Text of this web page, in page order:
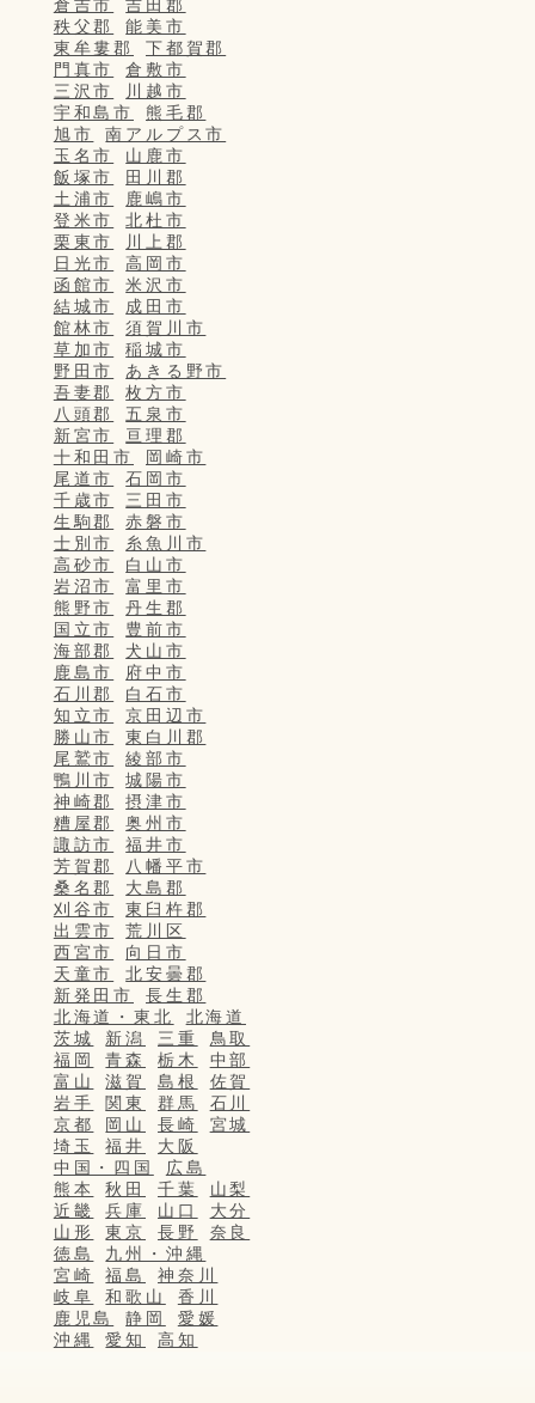
倉吉市
吉田郡
秩父郡
能美市
東牟婁郡
下都賀郡
門真市
倉敷市
三沢市
川越市
宇和島市
熊毛郡
旭市
南アルプス市
玉名市
山鹿市
飯塚市
田川郡
土浦市
鹿嶋市
登米市
北杜市
栗東市
川上郡
日光市
高岡市
函館市
米沢市
結城市
成田市
館林市
須賀川市
草加市
稲城市
野田市
あきる野市
吾妻郡
枚方市
八頭郡
五泉市
新宮市
亘理郡
十和田市
岡崎市
尾道市
石岡市
千歳市
三田市
生駒郡
赤磐市
士別市
糸魚川市
高砂市
白山市
岩沼市
富里市
熊野市
丹生郡
国立市
豊前市
海部郡
犬山市
鹿島市
府中市
石川郡
白石市
知立市
京田辺市
勝山市
東白川郡
尾鷲市
綾部市
鴨川市
城陽市
神崎郡
摂津市
糟屋郡
奥州市
諏訪市
福井市
芳賀郡
八幡平市
桑名郡
大島郡
刈谷市
東臼杵郡
出雲市
荒川区
西宮市
向日市
天童市
北安曇郡
新発田市
長生郡
北海道・東北
北海道
茨城
新潟 三重
鳥取
福岡
青森 栃木
中部
富山
滋賀 島根
佐賀
岩手
関東 群馬
石川
京都
岡山 長崎
宮城
埼玉
福井
大阪
中国・四国
広島
熊本
秋田 千葉
山梨
近畿
兵庫 山口
大分
山形
東京 長野
奈良
徳島
九州・沖縄
宮崎
福島
神奈川
岐阜
和歌山
香川
鹿児島
静岡
愛媛
沖縄
愛知 高知